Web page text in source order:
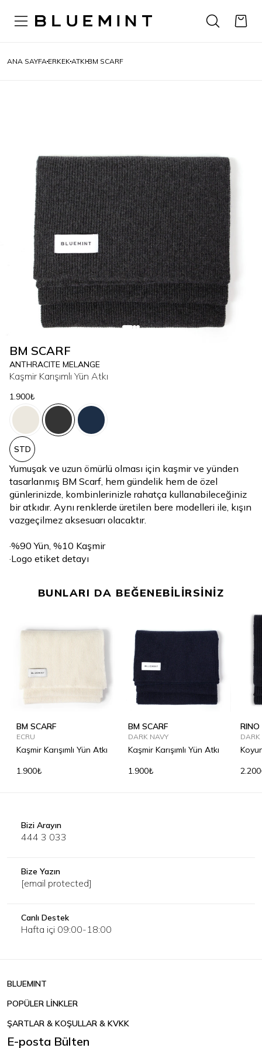
ANA SAYFA ERKEKATKI BM SCARF
BM SCARF
ANTHRACITE MELANGE
Kaşmir Karışımlı Yün Atkı
1.900₺
STD
Yumuşak ve uzun ömürlü olması için kaşmir ve yünden
tasarlanmış BM Scarf, hem gündelik hem de özel
günlerinizde, kombinlerinizle rahatça kullanabileceğiniz
bir atkıdır. Aynı renklerde üretilen bere modelleri ile, kışın
vazgeçilmez aksesuarı olacaktır.
·%90 Yün, %10 Kaşmir
·Logo etiket detayı
BUNLARI DA BEĞENEBİLİRSİNİZ
BM SCARF
ECRU
Kaşmir Karışımlı Yün Atkı
1.900₺
BM SCARF
DARK NAVY
Kaşmir Karışımlı Yün Atkı
1.900₺
RINO
DARK
Bizi Arayın
444 3 033
Bize Yazın
[email protected]
Canlı Destek
Hafta içi 09:00-18:00
BLUEMINT
POPÜLER LİNKLER
ŞARTLAR & KOŞULLAR & KVKK
E-posta Bülten